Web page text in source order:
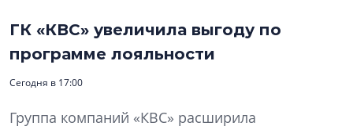
ГК «КВС» увеличила выгоду по
программе лояльности
Сегодня в 17:00
Группа компаний «КВС» расширила